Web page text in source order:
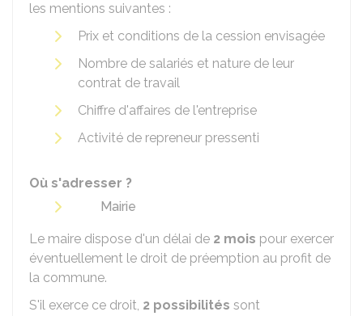
les mentions suivantes :
Prix et conditions de la cession envisagée
Nombre de salariés et nature de leur
contrat de travail
Chiffre d'affaires de l'entreprise
Activité de repreneur pressenti
Où s'adresser ?
Mairie
Le maire dispose d'un délai de 2 mois pour exercer
éventuellement le droit de préemption au profit de
la commune.
S'il exerce ce droit, 2 possibilités sont